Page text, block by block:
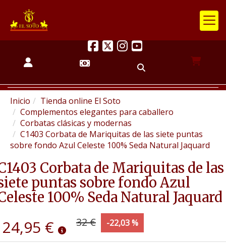
Inicio
Tienda online El Soto
Complementos elegantes para caballero
Corbatas clásicas y modernas
C1403 Corbata de Mariquitas de las siete puntas
sobre fondo Azul Celeste 100% Seda Natural Jaquard
Corbata de Mariquitas de las
puntas sobre fondo Azul
100% Seda Natural Jaquard
24,95 € 32 € -22,03 %